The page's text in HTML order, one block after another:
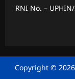
RNI No. –
Copyright ©